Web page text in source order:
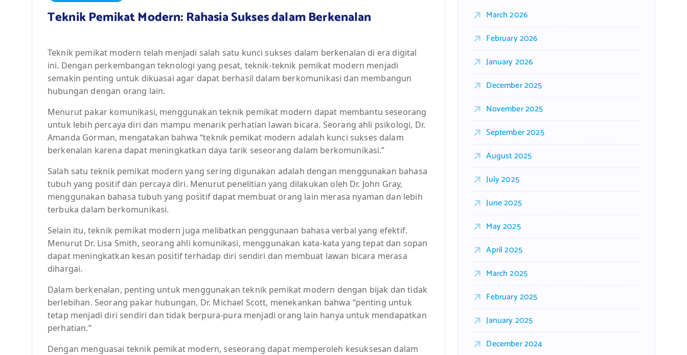
Teknik Pemikat Modern: Rahasia Sukses dalam Berkenalan
Teknik pemikat modern telah menjadi salah satu kunci sukses dalam berkenalan di era digital
ini. Dengan perkembangan teknologi yang pesat, teknik-teknik pemikat modern menjadi
semakin penting untuk dikuasai agar dapat berhasil dalam berkomunikasi dan membangun
hubungan dengan orang lain.
Menurut pakar komunikasi, menggunakan teknik pemikat modern dapat membantu seseorang
untuk lebih percaya diri dan mampu menarik perhatian lawan bicara. Seorang ahli psikologi, Dr.
Amanda Gorman, mengatakan bahwa “teknik pemikat modern adalah kunci sukses dalam
berkenalan karena dapat meningkatkan daya tarik seseorang dalam berkomunikasi.”
Salah satu teknik pemikat modern yang sering digunakan adalah dengan menggunakan bahasa
tubuh yang positif dan percaya diri. Menurut penelitian yang dilakukan oleh Dr. John Gray,
menggunakan bahasa tubuh yang positif dapat membuat orang lain merasa nyaman dan lebih
terbuka dalam berkomunikasi.
Selain itu, teknik pemikat modern juga melibatkan penggunaan bahasa verbal yang efektif.
Menurut Dr. Lisa Smith, seorang ahli komunikasi, menggunakan kata-kata yang tepat dan sopan
dapat meningkatkan kesan positif terhadap diri sendiri dan membuat lawan bicara merasa
dihargai.
Dalam berkenalan, penting untuk menggunakan teknik pemikat modern dengan bijak dan tidak
berlebihan. Seorang pakar hubungan, Dr. Michael Scott, menekankan bahwa “penting untuk
tetap menjadi diri sendiri dan tidak berpura-pura menjadi orang lain hanya untuk mendapatkan
perhatian.”
Dengan menguasai teknik pemikat modern, seseorang dapat memperoleh kesuksesan dalam
March 2026
February 2026
January 2026
December 2025
November 2025
September 2025
August 2025
July 2025
June 2025
May 2025
April 2025
March 2025
February 2025
January 2025
December 2024